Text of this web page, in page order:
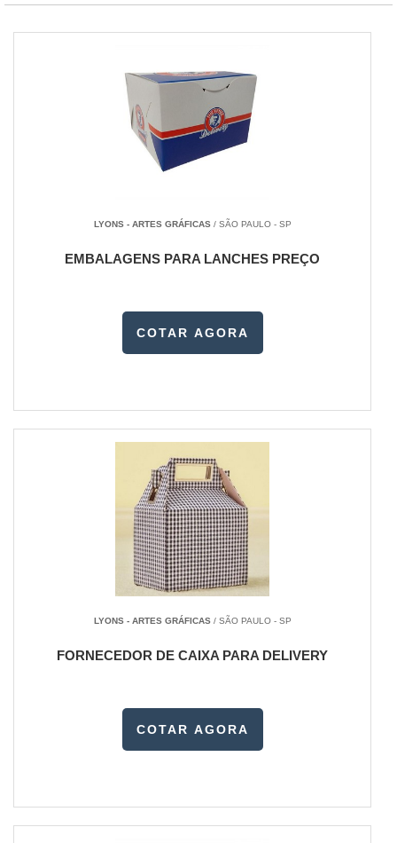
LYONS - ARTES GRÁFICAS/ SÃO PAULO - SP
EMBALAGENS PARA LANCHES PREÇO
COTAR AGORA
LYONS - ARTES GRÁFICAS/ SÃO PAULO - SP
FORNECEDOR DE CAIXA PARA DELIVERY
COTAR AGORA